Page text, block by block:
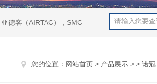
德客（AIRTAC），SMC
您的位置： 网站首页 > 产品展示 > > 诺冠